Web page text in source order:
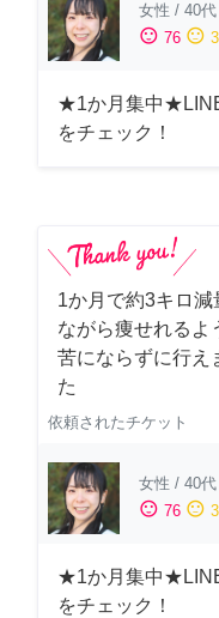
女性 / 40代
sentiment_satisfied 76 sentiment_neutral 3
★1か月集中
をチェック！
1か月で約3キロ
ながら痩せれるよ
苦にならずに行え
た
依頼されたチケット
女性 / 40代
sentiment_satisfied 76 sentiment_neutral 3
★1か月集中
をチェック！